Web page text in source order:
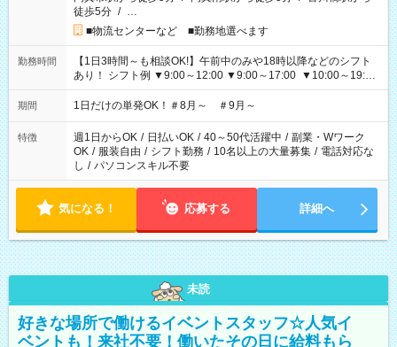
徒歩5分 / …
■物流センターなど ■勤務地選べます
勤務時間
【1日3時間～も相談OK!】午前中のみや18時以降などのシフト
あり！ シフト例 ▼9:00～12:00 ▼9:00～17:00 ▼10:00～19:00
▼18:00～21:00
期間 1日だけの単発OK！＃8月～ ＃9月～
特徴 週1日からOK / 日払いOK / 40～50代活躍中 / 副業・Wワーク
OK / 服装自由 / シフト勤務 / 10名以上の大量募集 / 電話対応な
し / パソコンスキル不要
気になる！ 応募する 詳細へ
未読
好きな場所で働けるイベントスタッフ☆人気イ
ベントも！来社不要！働いたその日に給料もら